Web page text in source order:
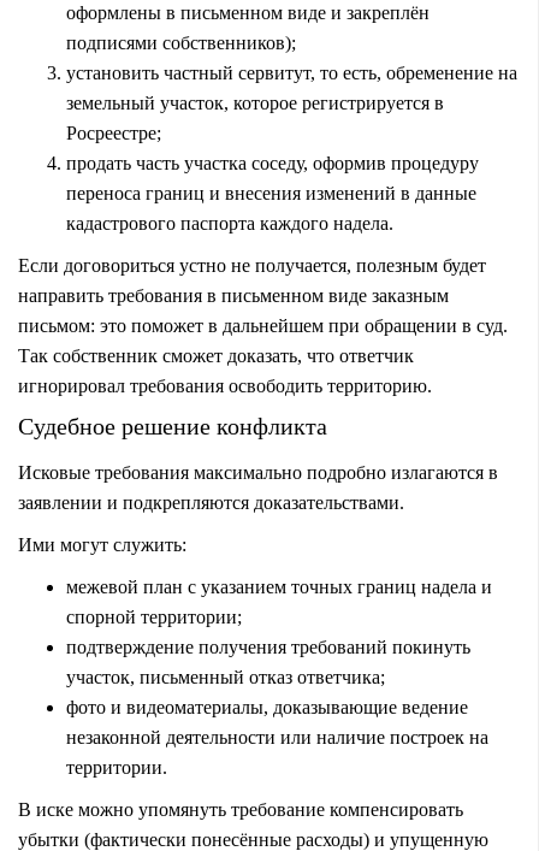
оформлены в письменном виде и закреплён
подписями собственников);
установить частный сервитут, то есть, обременение на
земельный участок, которое регистрируется в
Росреестре;
продать часть участка соседу, оформив процедуру
переноса границ и внесения изменений в данные
кадастрового паспорта каждого надела.
Если договориться устно не получается, полезным будет
направить требования в письменном виде заказным
письмом: это поможет в дальнейшем при обращении в суд.
Так собственник сможет доказать, что ответчик
игнорировал требования освободить территорию.
Судебное решение конфликта
Исковые требования максимально подробно излагаются в
заявлении и подкрепляются доказательствами.
Ими могут служить:
межевой план с указанием точных границ надела и
спорной территории;
подтверждение получения требований покинуть
участок, письменный отказ ответчика;
фото и видеоматериалы, доказывающие ведение
незаконной деятельности или наличие построек на
территории.
В иске можно упомянуть требование компенсировать
убытки (фактически понесённые расходы) и упущенную